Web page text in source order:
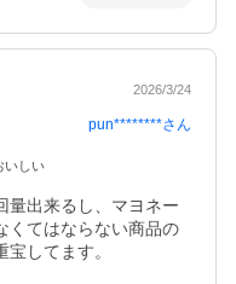
2026/3/24
pun********さん
いしい
量出来るし、マヨネー
くてはならない商品の
してます。